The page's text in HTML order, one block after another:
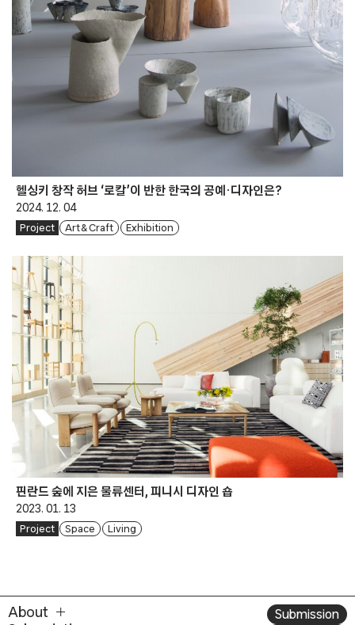
헬싱키 창작 허브 ‘로칼’이 반한 한국의 공예·디자인은?
2024. 12. 04
Project Art & Craft Exhibition
핀란드 숲에 지은 물류센터, 피니시 디자인 숍
2023. 01. 13
Project Space Living
About
Submission